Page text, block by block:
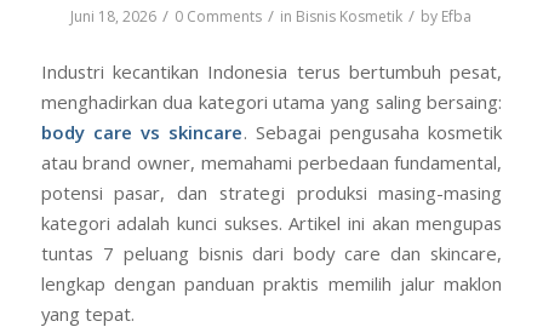
Juni 18, 2026 / 0 Comments / in Bisnis Kosmetik / by Efba
Industri kecantikan Indonesia terus bertumbuh pesat,
menghadirkan dua kategori utama yang saling bersaing:
body care vs skincare. Sebagai pengusaha kosmetik
atau brand owner, memahami perbedaan fundamental,
potensi pasar, dan strategi produksi masing-masing
kategori adalah kunci sukses. Artikel ini akan mengupas
tuntas 7 peluang bisnis dari body care dan skincare,
lengkap dengan panduan praktis memilih jalur maklon
yang tepat.